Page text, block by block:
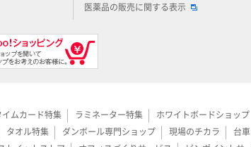
医薬品の販売に関する表示
イムカード特集 ラミネーター特集 ホワイトボードショップ
タオル特集 ダンボール専門ショップ 現場のチカラ 台